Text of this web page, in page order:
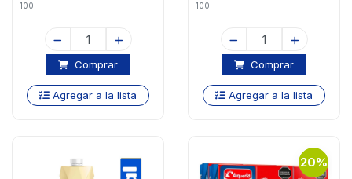
100
Comprar
Agregar a la lista
100
Comprar
Agregar a la lista
20%